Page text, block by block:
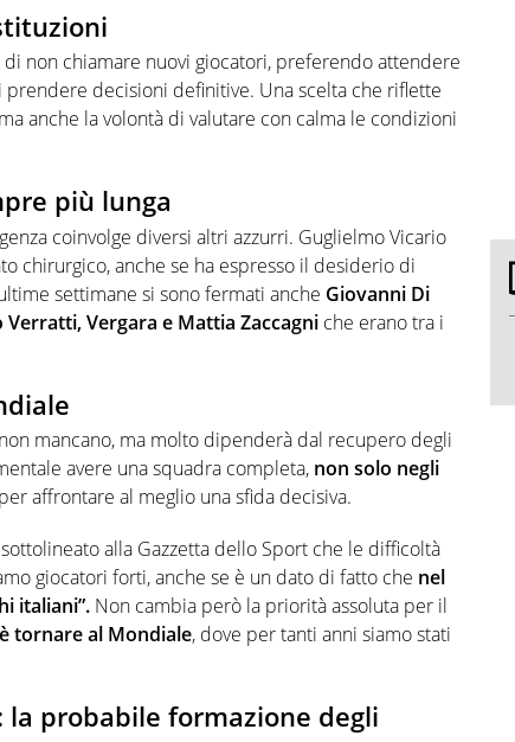
non chiamare nuovi giocatori, preferendo attendere
prendere decisioni definitive. Una scelta che riflette
anche la volontà di valutare con calma le condizioni
più lunga
coinvolge diversi altri azzurri. Guglielmo Vicario
chirurgico, anche se ha espresso il desiderio di
settimane si sono fermati anche Giovanni Di
Vergara e Mattia Zaccagni che erano tra i
mancano, ma molto dipenderà dal recupero degli
avere una squadra completa, non solo negli
affrontare al meglio una sfida decisiva.
alla Gazzetta dello Sport che le difficoltà
giocatori forti, anche se è un dato di fatto che nel
italiani”. Non cambia però la priorità assoluta per il
tornare al Mondiale, dove per tanti anni siamo stati
probabile formazione degli